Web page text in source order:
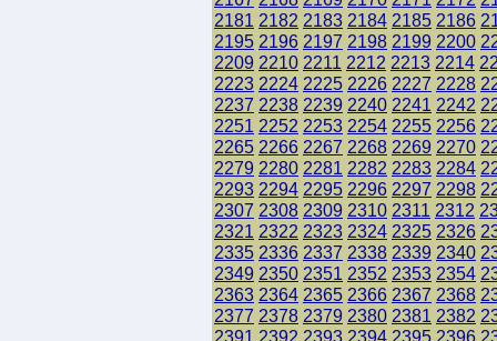
2181 2182 2183 2184 2185 2186
2195 2196 2197 2198 2199 2200
2209 2210 2211 2212 2213 2214
2223 2224 2225 2226 2227 2228
2237 2238 2239 2240 2241 2242
2251 2252 2253 2254 2255 2256
2265 2266 2267 2268 2269 2270
2279 2280 2281 2282 2283 2284
2293 2294 2295 2296 2297 2298
2307 2308 2309 2310 2311 2312
2321 2322 2323 2324 2325 2326
2335 2336 2337 2338 2339 2340
2349 2350 2351 2352 2353 2354
2363 2364 2365 2366 2367 2368
2377 2378 2379 2380 2381 2382
2391 2392 2393 2394 2395 2396